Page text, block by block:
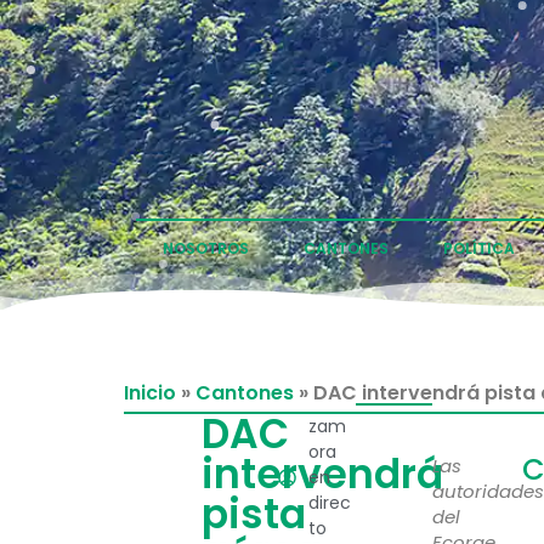
NOSOTROS CANTONES POLÍTICA
Inicio » Cantones » DAC intervendrá
DAC
intervendrá
pista
zam
ora
en
direc
to
Las
autoridades
del